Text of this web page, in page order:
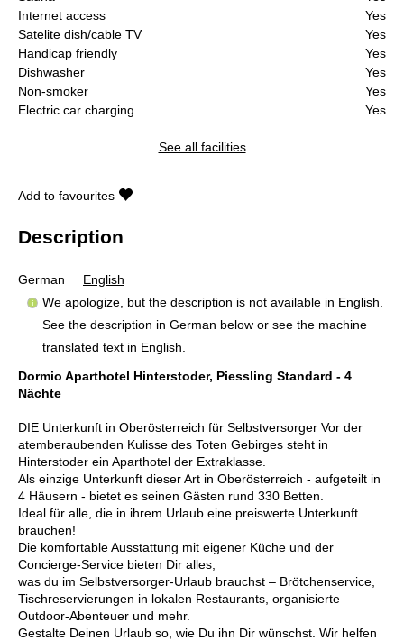
Internet access
Yes
Satelite dish/cable TV
Yes
Handicap friendly
Yes
Dishwasher
Yes
Non-smoker
Yes
Electric car charging
Yes
See all facilities
Add to favourites
Description
German
English
We apologize, but the description is not available in English.
See the description in German below or see the machine
translated text in English
Dormio Aparthotel Hinterstoder, Piessling Standard - 4
Nächte
DIE Unterkunft in Oberösterreich für Selbstversorger Vor der
atemberaubenden Kulisse des Toten Gebirges steht in
Hinterstoder ein Aparthotel der Extraklasse.
Als einzige Unterkunft dieser Art in Oberösterreich - aufgeteilt in
4 Häusern - bietet es seinen Gästen rund 330 Betten.
Ideal für alle, die in ihrem Urlaub eine preiswerte Unterkunft
brauchen!
Die komfortable Ausstattung mit eigener Küche und der
Concierge-Service bieten Dir alles,
was du im Selbstversorger-Urlaub brauchst – Brötchenservice,
Tischreservierungen in lokalen Restaurants, organisierte
Outdoor-Abenteuer und mehr.
Gestalte Deinen Urlaub so, wie Du ihn Dir wünschst. Wir helfen